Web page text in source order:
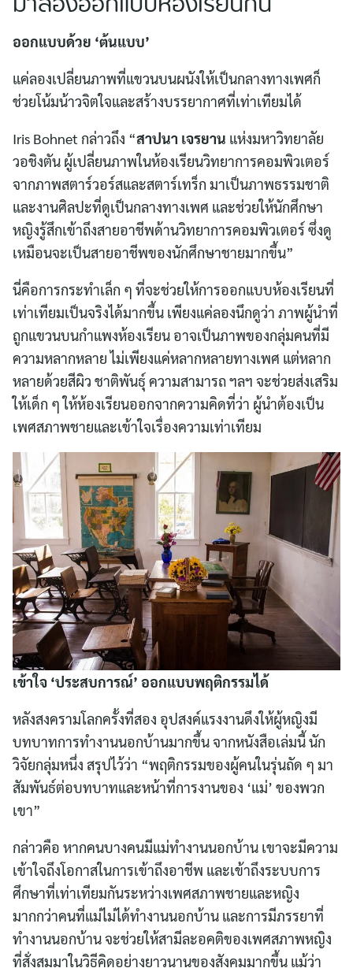
Search
for:
ออกแบบด้วย ‘ต้นแบบ’
แค่ลองเปลี่ยนภาพที่แขวนบนผนังให้เป็นกลางทางเพศก็
ช่วยโน้มน้าวจิตใจและสร้างบรรยากาศที่เท่าเทียมได้
Iris Bohnet กล่าวถึง “สาปนา เจรยาน แห่งมหาวิทยาลัย
วอชิงตัน ผู้เปลี่ยนภาพในห้องเรียนวิทยาการคอมพิวเตอร์
จากภาพสตาร์วอร์สและสตาร์เทร็ก มาเป็นภาพธรรมชาติ
และงานศิลปะที่ดูเป็นกลางทางเพศ และช่วยให้นักศึกษา
หญิงรู้สึกเข้าถึงสายอาชีพด้านวิทยาการคอมพิวเตอร์ ซึ่งดู
เหมือนจะเป็นสายอาชีพของนักศึกษาชายมากขึ้น”
นี่คือการกระทำเล็ก ๆ ที่จะช่วยให้การออกแบบห้องเรียนที่
เท่าเทียมเป็นจริงได้มากขึ้น เพียงแค่ลองนึกดูว่า ภาพผู้นำที่
ถูกแขวนบนกำแพงห้องเรียน อาจเป็นภาพของกลุ่มคนที่มี
ความหลากหลาย ไม่เพียงแค่หลากหลายทางเพศ แต่หลาก
หลายด้วยสีผิว ชาติพันธุ์ ความสามารถ ฯลฯ จะช่วยส่งเสริม
ให้เด็ก ๆ ให้ห้องเรียนออกจากความคิดที่ว่า ผู้นำต้องเป็น
เพศสภาพชายและเข้าใจเรื่องความเท่าเทียม
เข้าใจ ‘ประสบการณ์’ ออกแบบพฤติกรรมได้
หลังสงครามโลกครั้งที่สอง อุปสงค์แรงงานดึงให้ผู้หญิงมี
บทบาทการทำงานนอกบ้านมากขึ้น จากหนังสือเล่มนี้ นัก
วิจัยกลุ่มหนึ่ง สรุปไว้ว่า “พฤติกรรมของผู้คนในรุ่นถัด ๆ มา
สัมพันธ์ต่อบทบาทและหน้าที่การงานของ ‘แม่’ ของพวก
เขา”
กล่าวคือ หากคนบางคนมีแม่ทำงานนอกบ้าน เขาจะมีความ
เข้าใจถึงโอกาสในการเข้าถึงอาชีพ และเข้าถึงระบบการ
ศึกษาที่เท่าเทียมกันระหว่างเพศสภาพชายและหญิง
มากกว่าคนที่แม่ไม่ได้ทำงานนอกบ้าน และการมีภรรยาที่
ทำงานนอกบ้าน จะช่วยให้สามีละอคติของเพศสภาพหญิง
ที่สั่งสมมาในวิธีคิดอย่างยาวนานของสังคมมากขึ้น แม้ว่า